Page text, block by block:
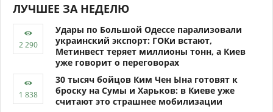
ЛУЧШЕЕ ЗА НЕДЕЛЮ
Удары по Большой Одессе парализовали
украинский экспорт: ГОКи встают,
Метинвест теряет миллионы тонн, а Киев
уже говорит о переговорах
30 тысяч бойцов Ким Чен Ына готовят к
броску на Сумы и Харьков: в Киеве уже
считают это страшнее мобилизации